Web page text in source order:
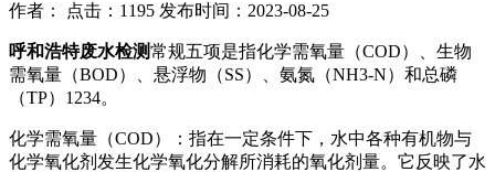
作者： 点击：1195 发布时间：2023-08-25
呼和浩特废水检测常规五项是指化学需氧量（COD）、生物
需氧量（BOD）、悬浮物（SS）、氨氮（NH3-N）和总磷
（TP）1234。
化学需氧量（COD）：指在一定条件下，水中各种有机物与
化学氧化剂发生化学氧化分解所消耗的氧化剂量。它反映了水